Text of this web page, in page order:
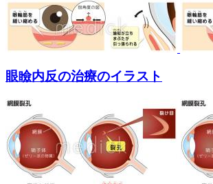
眼瞼内反の治療のイラスト